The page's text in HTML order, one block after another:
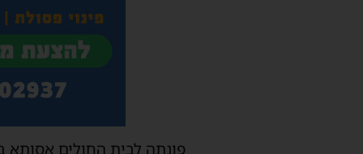
פונתה לבית החולים אסותא